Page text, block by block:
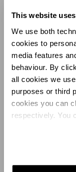
This website
We use both
cookies to
media features
behaviour. By
all cookies we
purposes or third
cookies you can
respectively. You